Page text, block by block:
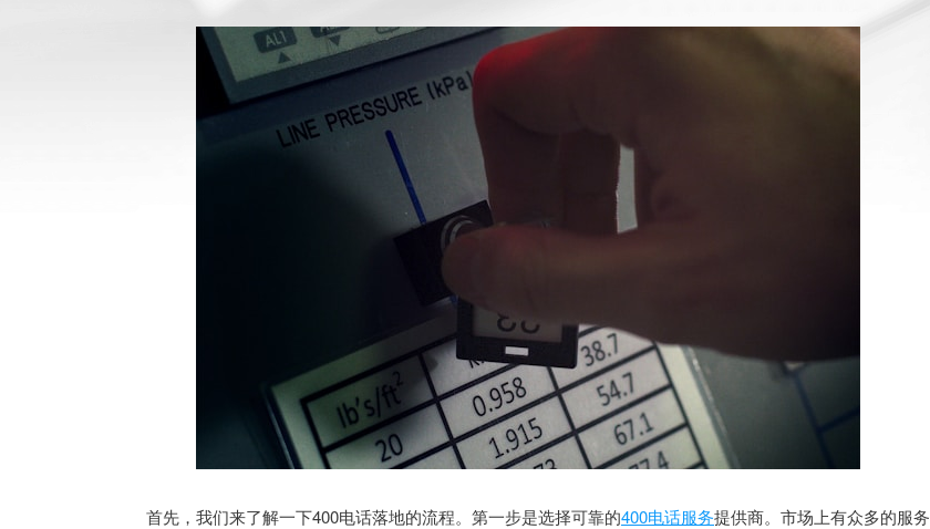
首先，我们来了解一下400电话落地的流程。第一步是选择可靠的400电话服务提供商。市场上有众多的服务